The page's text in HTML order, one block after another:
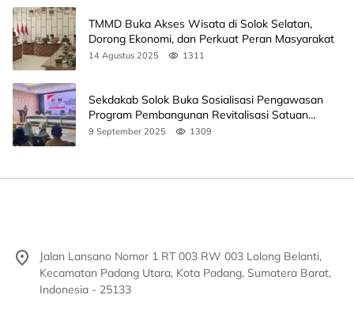
TMMD Buka Akses Wisata di Solok Selatan,
Dorong Ekonomi, dan Perkuat Peran Masyarakat
14 Agustus 2025 1311
Sekdakab Solok Buka Sosialisasi Pengawasan
Program Pembangunan Revitalisasi Satuan
Pendidikan
9 September 2025 1309
Jalan Lansano Nomor 1 RT 003 RW 003 Lolong Belanti,
Kecamatan Padang Utara, Kota Padang, Sumatera Barat,
Indonesia - 25133